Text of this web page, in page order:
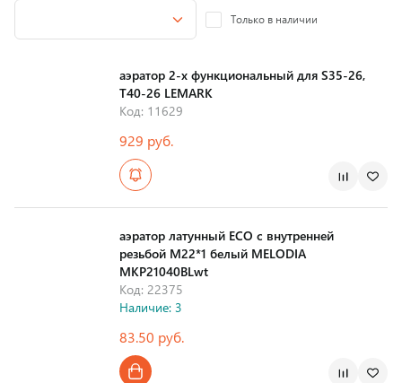
Только в наличии
аэратор 2-х функциональный для S35-26,
T40-26 LEMARK
Код: 11629
929 руб.
аэратор латунный ECO с внутренней
резьбой M22*1 белый MELODIA
MKP21040BLwt
Код: 22375
Наличие: 3
83.50 руб.